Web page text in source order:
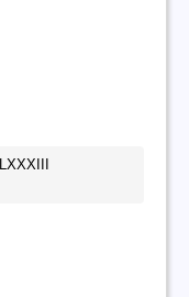
LXXXIII